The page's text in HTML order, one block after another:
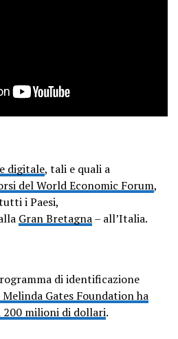
digitale, tali e quali a
del World Economic Forum,
i Paesi,
Gran Bretagna– all’Italia.
di identificazione
Gates Foundation ha
200 milioni di dollari.